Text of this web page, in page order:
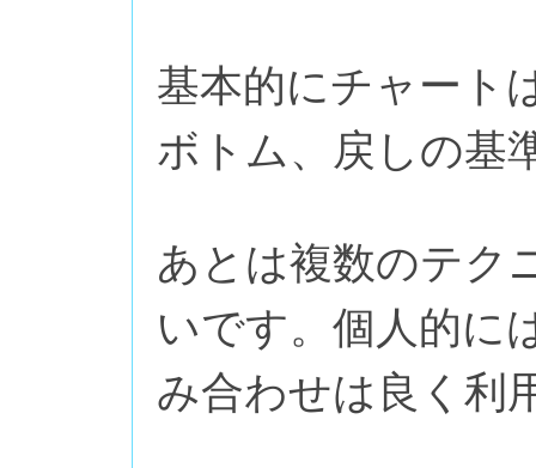
基本的にチャート
ボトム、戻しの基
あとは複数のテク
いです。個人的に
み合わせは良く利